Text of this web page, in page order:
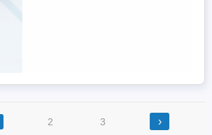
2 3 ›